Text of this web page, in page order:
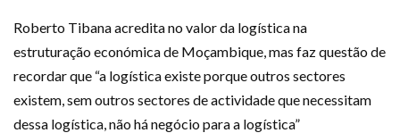
Roberto Tibana acredita no valor da logística na
estruturação económica de Moçambique, mas faz questão de
recordar que “a logística existe porque outros sectores
existem, sem outros sectores de actividade que necessitam
dessa logística, não há negócio para a logística”